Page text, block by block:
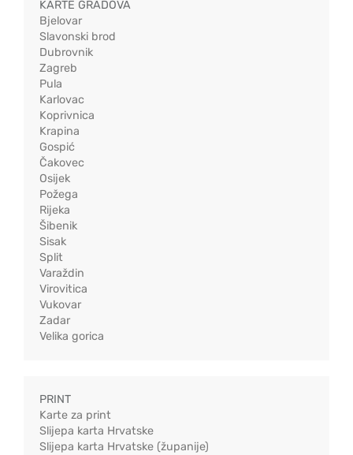
KARTE GRADOVA
Bjelovar
Slavonski brod
Dubrovnik
Zagreb
Pula
Karlovac
Koprivnica
Krapina
Gospić
Čakovec
Osijek
Požega
Rijeka
Šibenik
Sisak
Split
Varaždin
Virovitica
Vukovar
Zadar
Velika gorica
PRINT
Karte za print
Slijepa karta Hrvatske
Slijepa karta Hrvatske (županije)